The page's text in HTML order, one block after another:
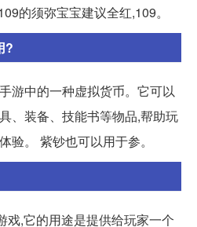
的须弥宝宝建议全红,109。
?
游中的一种虚拟货币。它可以
、装备、技能书等物品,帮助玩
验。 紫钞也可以用于参。
戏,它的用途是提供给玩家一个